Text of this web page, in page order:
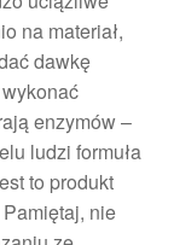
na materiał,
dawkę
enzymów –
ludzi formuła
to produkt
nie